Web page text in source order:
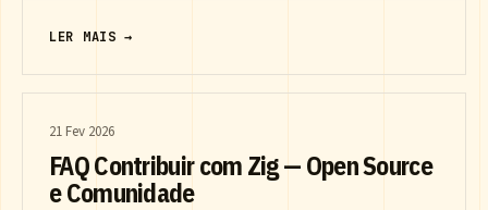
LER MAIS →
21 Fev 2026
FAQ Contribuir com Zig — Open Source
e Comunidade